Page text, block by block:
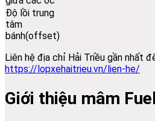
Độ lồi trung
tâm
bánh(offset)
Liên hệ địa chỉ Hải Triều gần nhất
https://lopxehaitrieu.vn/lien-he/
Giới thiệu mâm Fuel